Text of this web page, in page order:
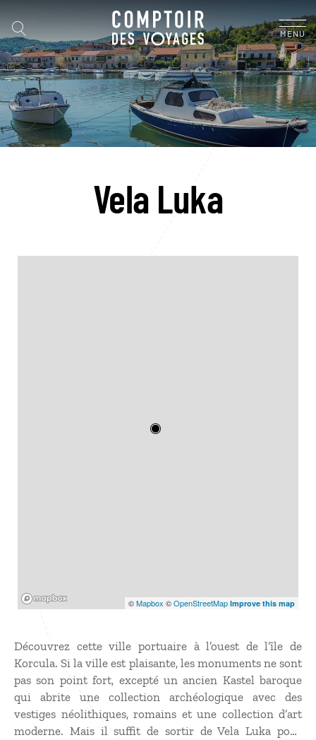
MENU
Vela Luka
©Mapbox ©OpenStreetMap Improve this map
Découvrez cette ville portuaire à l’ouest de l’île de
Korcula. Si la ville est plaisante, les monuments ne sont
pas son point fort, excepté un ancien Kastel baroque
qui abrite une collection archéologique avec des
vestiges néolithiques, romains et une collection d’art
moderne. Mais il suffit de sortir de Vela Luka pour